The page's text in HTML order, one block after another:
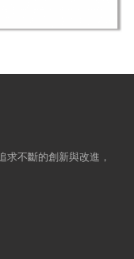
不斷的創新與改進，